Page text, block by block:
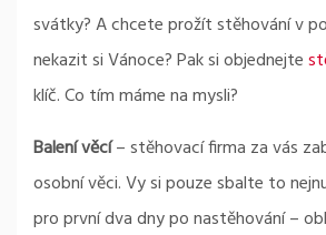
svátky? A chcete prožít stěhování v
nekazit si Vánoce? Pak si objednejte
klíč. Co tím máme na mysli?
Balení věcí– stěhovací firma za vás
osobní věci. Vy si pouze sbalte to
pro první dva dny po nastěhování –